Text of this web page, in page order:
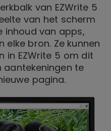
van EZWrite 5
van het scherm
inhoud van apps,
elke bron. Ze kunnen
in EZWrite 5 om dit
aantekeningen te
pagina.